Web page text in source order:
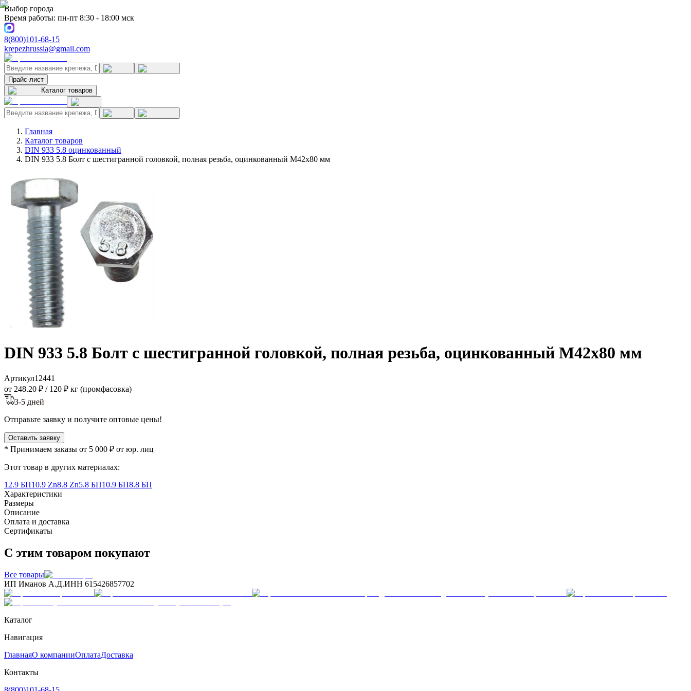
Выбор города
Время работы: пн-пт 8:30 - 18:00 мск
8(800)101-68-15
krepezhrussia@gmail.com
Прайс-лист
Каталог товаров
Главная
Каталог товаров
DIN 933 5.8 оцинкованный
DIN 933 5.8 Болт с шестигранной головкой, полная резьба, оцинкованный M42x80 мм
DIN 933 5.8 Болт с шестигранной головкой, полная резьба, оцинкованный M42x80 мм
Артикул12441
от 248.20 ₽ / 120 ₽ кг (промфасовка)
3-5 дней
Отправьте заявку и получите оптовые цены!
Оставить заявку
* Принимаем заказы от 5 000 ₽ от юр. лиц
Этот товар в других материалах:
12.9 БП10.9 Zn8.8 Zn5.8 БП10.9 БП8.8 БП
Характеристики
Размеры
Описание
Оплата и доставка
Сертификаты
С этим товаром покупают
Все товары
ИП Иманов А.Д.ИНН 615426857702
Каталог
Навигация
ГлавнаяО компанииОплатаДоставка
Контакты